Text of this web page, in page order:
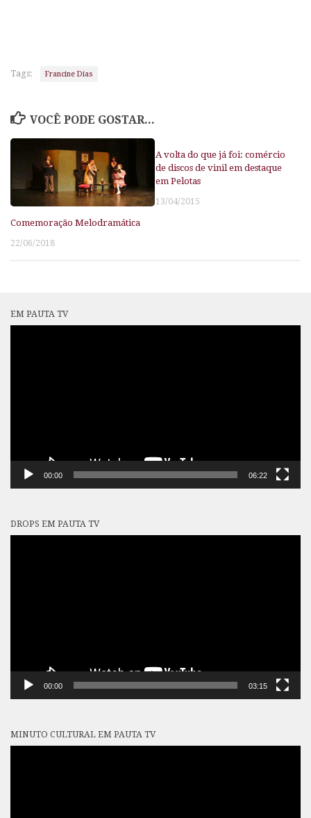
Tags: Francine Dias
VOCÊ PODE GOSTAR...
Comemoração Melodramática
22/06/2018
A volta do que já foi: comércio
de discos de vinil em destaque
em Pelotas
13/04/2015
EM PAUTA TV
00:00 06:22
DROPS EM PAUTA TV
00:00 03:15
MINUTO CULTURAL EM PAUTA TV